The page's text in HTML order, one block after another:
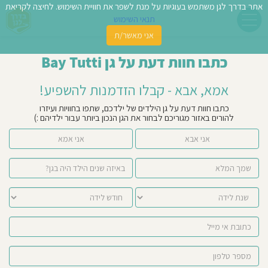
כתבו חוות דעת על גן Bay Tutti
אמא, אבא - קבלו הזדמנות להשפיע!
כתבו חוות דעת על גן הילדים של ילדכם, שתפו בחוויות ועיזרו
להורים באזור מגוריכם לבחור את הגן הנכון ביותר עבור ילדיהם :)
אני אמא אני אבא
אתר בדרך לגן משתמש בעוגיות על מנת לשפר את חוויית השימוש. לחיצה לקריאת
תנאי השימוש
אני מאשר/ת